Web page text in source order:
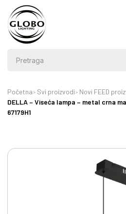
Početna Svi proizvodi
Novi FEED
DELLA – Viseća lampa – metal crna
67179H1